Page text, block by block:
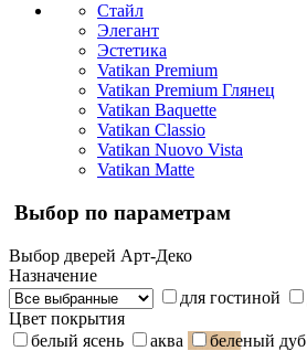
Стайл
Элегант
Эстетика
Vatikan Premium
Vatikan Premium Глянец
Vatikan Baquette
Vatikan Classio
Vatikan Nuovo Vista
Vatikan Matte
Выбор по параметрам
Выбор дверей Арт-Деко
Назначение
для гостиной
Цвет покрытия
белый ясень
аква беленый дуб